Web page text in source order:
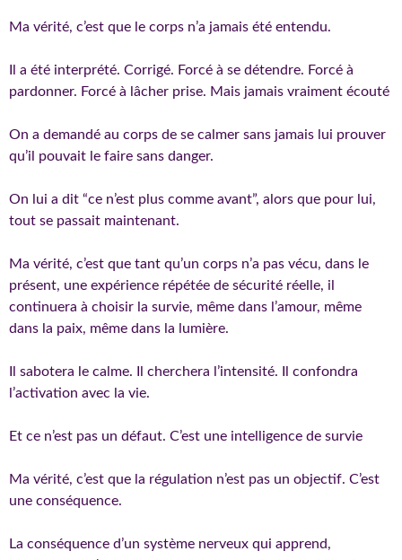
Ma vérité, c’est que le corps n’a jamais été entendu.
Il a été interprété. Corrigé. Forcé à se détendre. Forcé à
pardonner. Forcé à lâcher prise. Mais jamais vraiment écouté
On a demandé au corps de se calmer sans jamais lui prouver
qu’il pouvait le faire sans danger.
On lui a dit “ce n’est plus comme avant”, alors que pour lui,
tout se passait maintenant.
Ma vérité, c’est que tant qu’un corps n’a pas vécu, dans le
présent, une expérience répétée de sécurité réelle, il
continuera à choisir la survie, même dans l’amour, même
dans la paix, même dans la lumière.
Il sabotera le calme. Il cherchera l’intensité. Il confondra
l’activation avec la vie.
Et ce n’est pas un défaut. C’est une intelligence de survie
Ma vérité, c’est que la régulation n’est pas un objectif. C’est
une conséquence.
La conséquence d’un système nerveux qui apprend,